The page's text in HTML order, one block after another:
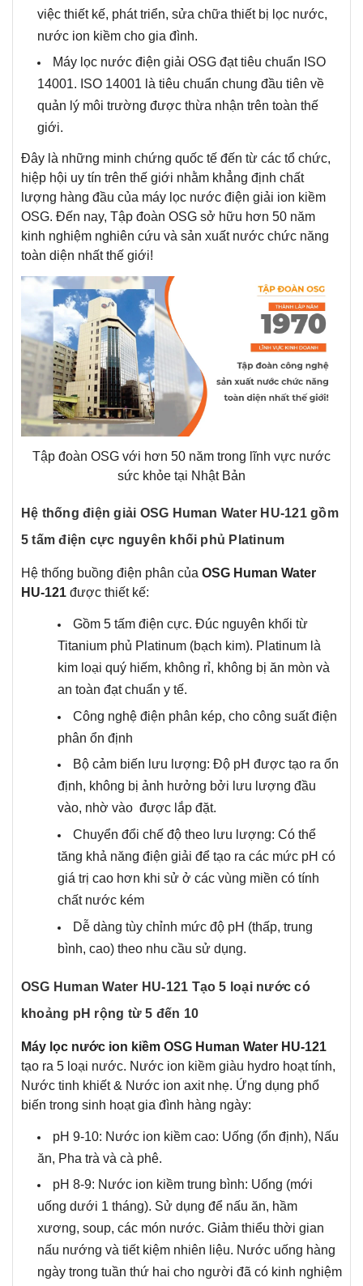
việc thiết kế, phát triển, sửa chữa thiết bị lọc nước,
nước ion kiềm cho gia đình.
Máy lọc nước điện giải OSG đạt tiêu chuẩn ISO
14001. ISO 14001 là tiêu chuẩn chung đầu tiên về
quản lý môi trường được thừa nhận trên toàn thế
giới.
Đây là những minh chứng quốc tế đến từ các tổ chức,
hiệp hội uy tín trên thế giới nhằm khẳng định chất
lượng hàng đầu của máy lọc nước điện giải ion kiềm
OSG. Đến nay, Tập đoàn OSG sở hữu hơn 50 năm
kinh nghiệm nghiên cứu và sản xuất nước chức năng
toàn diện nhất thế giới!
Tập đoàn OSG với hơn 50 năm trong lĩnh vực nước
sức khỏe tại Nhật Bản
Hệ thống điện giải OSG Human Water HU-121 gồm
5 tấm điện cực nguyên khối phủ Platinum
Hệ thống buồng điện phân của OSG Human Water
HU-121 được thiết kế:
Gồm 5 tấm điện cực. Đúc nguyên khối từ
Titanium phủ Platinum (bạch kim). Platinum là
kim loại quý hiếm, không rỉ, không bị ăn mòn và
an toàn đạt chuẩn y tế.
Công nghệ điện phân kép, cho công suất điện
phân ổn định
Bộ cảm biến lưu lượng: Độ pH được tạo ra ổn
định, không bị ảnh hưởng bởi lưu lượng đầu
vào, nhờ vào được lắp đặt.
Chuyển đổi chế độ theo lưu lượng: Có thể
tăng khả năng điện giải để tạo ra các mức pH có
giá trị cao hơn khi sử ở các vùng miền có tính
chất nước kém
Dễ dàng tùy chỉnh mức độ pH (thấp, trung
bình, cao) theo nhu cầu sử dụng.
OSG Human Water HU-121 Tạo 5 loại nước có
khoảng pH rộng từ 5 đến 10
Máy lọc nước ion kiềm OSG Human Water HU-121
tạo ra 5 loại nước. Nước ion kiềm giàu hydro hoạt tính,
Nước tinh khiết & Nước ion axit nhẹ. Ứng dụng phổ
biến trong sinh hoạt gia đình hàng ngày:
pH 9-10: Nước ion kiềm cao: Uống (ổn định), Nấu
ăn, Pha trà và cà phê.
pH 8-9: Nước ion kiềm trung bình: Uống (mới
uống dưới 1 tháng). Sử dụng để nấu ăn, hầm
xương, soup, các món nước. Giảm thiểu thời gian
nấu nướng và tiết kiệm nhiên liệu. Nước uống hàng
ngày trong tuần thứ hai cho người đã có kinh nghiệm